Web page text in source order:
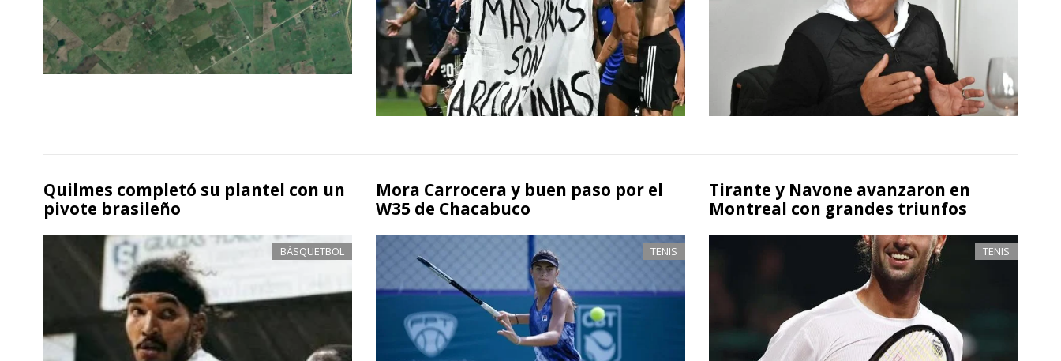
Quilmes completó su plantel con un
pivote brasileño
BÁSQUETBOL
Mora Carrocera y buen paso por el
W35 de Chacabuco
TENIS
Tirante y Navone avanzaron en
Montreal con grandes triunfos
TENIS